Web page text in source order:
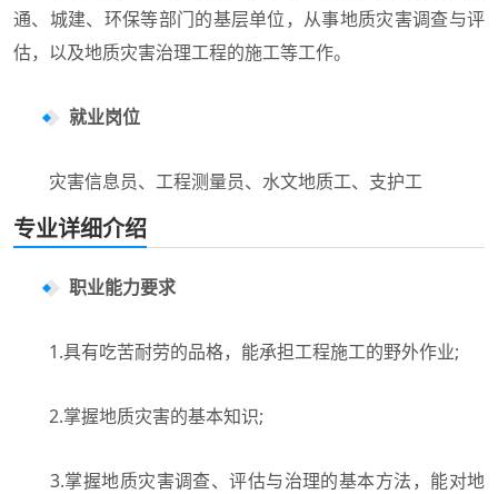
通、城建、环保等部门的基层单位，从事地质灾害调查与评
估，以及地质灾害治理工程的施工等工作。
就业岗位
灾害信息员、工程测量员、水文地质工、支护工
专业详细介绍
职业能力要求
1.具有吃苦耐劳的品格，能承担工程施工的野外作业;
2.掌握地质灾害的基本知识;
3.掌握地质灾害调查、评估与治理的基本方法，能对地